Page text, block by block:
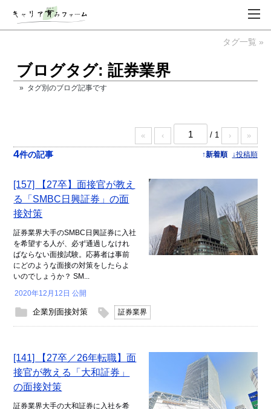
ブログタグ: 証券業界
タグ一覧 »
» タグ別のブログ記事です
4件の記事 ↑新着順 ↓投稿順
« ‹ / 1 › »
[157] 【27卒】面接官が教え
る「SMBC日興証券」の面
接対策
証券業界大手のSMBC日興証券に入社
を希望する人が、必ず通過しなけれ
ばならない面接試験。応募者は事前
にどのような面接の対策をしたらよ
いのでしょうか？ SM...
2020年12月12日 公開
企業別面接対策 証券業界
[141] 【27卒／26年転職】面
接官が教える「大和証券」
の面接対策
証券業界大手の大和証券に入社を希